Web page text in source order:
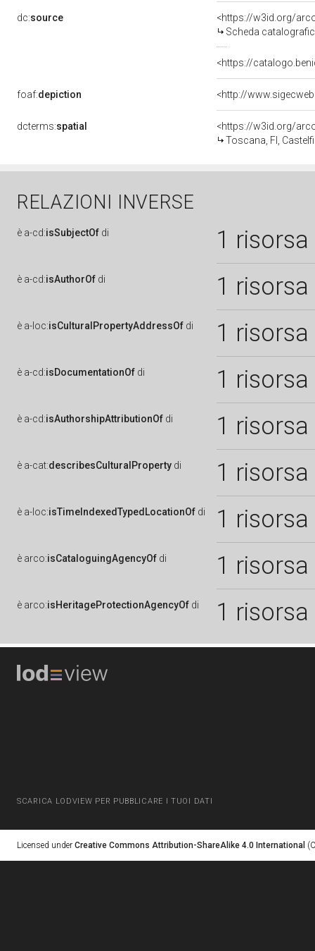
dc:source
<https://w3id.org/
Scheda
<https://
foaf:depiction <http://
dcterms:spatial
<https://w3id.org/
Toscana, FI,
RELAZIONI INVERSE
è a-cd:isSubjectOf di 1 risorsa
è a-cd:isAuthorOf di 1 risorsa
è a-loc:isCulturalPropertyAddressOf di 1 risorsa
è a-cd:isDocumentationOf di 1 risorsa
è a-cd:isAuthorshipAttributionOf di 1 risorsa
è a-cat:describesCulturalProperty di 1 risorsa
è a-loc:isTimeIndexedTypedLocationOf di 1 risorsa
è arco:isCataloguingAgencyOf di 1 risorsa
è arco:isHeritageProtectionAgencyOf di 1 risorsa
SCARICA LODVIEW PER PUBBLICARE I TUOI DATI
Licensed under Creative Commons Attribution-ShareAlike 4.0 International